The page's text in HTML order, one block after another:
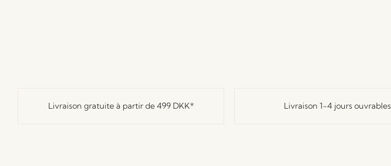
Livraison gratuite à partir de 499 DKK* Livraison 1-4 jours ouvrables